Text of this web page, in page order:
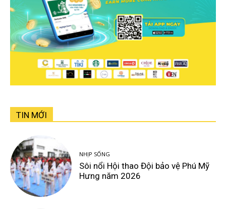
TIN MỚI
NHỊP SỐNG
Sôi nổi Hội thao Đội bảo vệ Phú Mỹ
Hưng năm 2026